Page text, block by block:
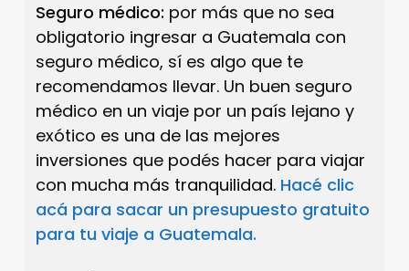
Seguro médico: por más que no sea
obligatorio ingresar a Guatemala con
seguro médico, sí es algo que te
recomendamos llevar. Un buen seguro
médico en un viaje por un país lejano y
exótico es una de las mejores
inversiones que podés hacer para viajar
con mucha más tranquilidad. Hacé clic
acá para sacar un presupuesto gratuito
para tu viaje a Guatemala.